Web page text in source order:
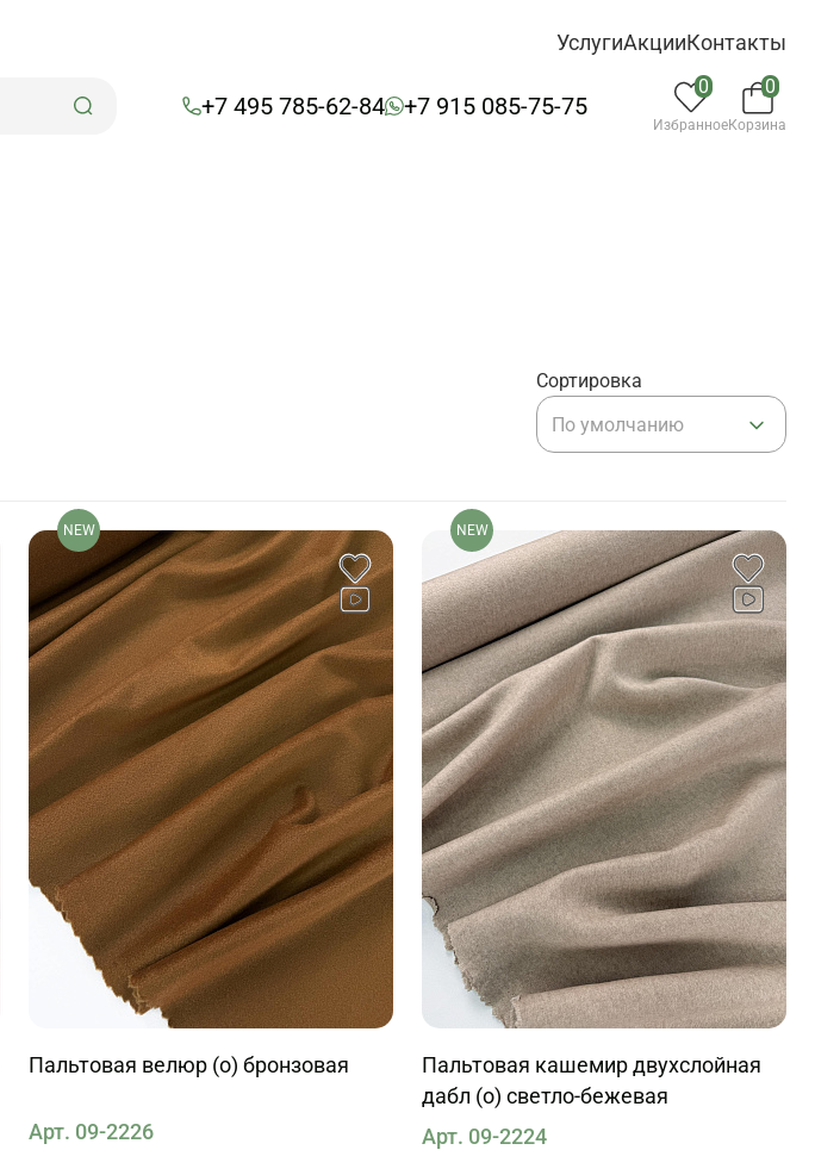
УслугиАкцииКонтакты
+7 495 785-62-84 +7 915 085-75-75
0
Избранное
0
Корзина
Сортировка
По умолчанию
NEW
Пальтовая велюр (о) бронзовая
Арт. 09-2226
NEW
Пальтовая кашемир двухслойная
дабл (о) светло-бежевая
Арт. 09-2224